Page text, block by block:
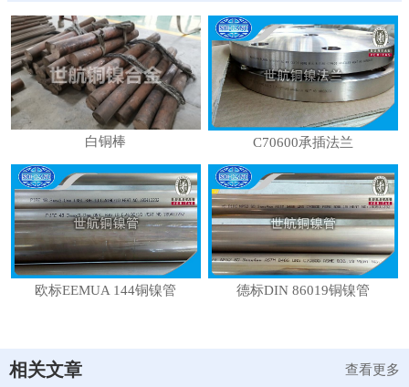
白铜棒 C70600承插法兰
欧标EEMUA 144铜镍管 德标DIN 86019铜镍管
相关文章 查看更多